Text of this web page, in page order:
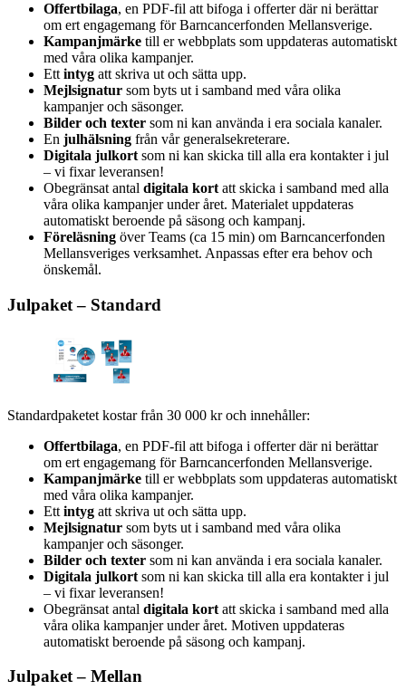
Offertbilaga, en PDF-fil att bifoga i offerter där ni berättar
om ert engagemang för Barncancerfonden Mellansverige.
Kampanjmärke till er webbplats som uppdateras automatiskt
med våra olika kampanjer.
Ett intyg att skriva ut och sätta upp.
Mejlsignatur som byts ut i samband med våra olika
kampanjer och säsonger.
Bilder och texter som ni kan använda i era sociala kanaler.
En julhälsning från vår generalsekreterare.
Digitala julkort som ni kan skicka till alla era kontakter i jul
– vi fixar leveransen!
Obegränsat antal digitala kort att skicka i samband med alla
våra olika kampanjer under året. Materialet uppdateras
automatiskt beroende på säsong och kampanj.
Föreläsning över Teams (ca 15 min) om Barncancerfonden
Mellansveriges verksamhet. Anpassas efter era behov och
önskemål.
Julpaket – Standard
Standardpaketet kostar från 30 000 kr och innehåller:
Offertbilaga, en PDF-fil att bifoga i offerter där ni berättar
om ert engagemang för Barncancerfonden Mellansverige.
Kampanjmärke till er webbplats som uppdateras automatiskt
med våra olika kampanjer.
Ett intyg att skriva ut och sätta upp.
Mejlsignatur som byts ut i samband med våra olika
kampanjer och säsonger.
Bilder och texter som ni kan använda i era sociala kanaler.
Digitala julkort som ni kan skicka till alla era kontakter i jul
– vi fixar leveransen!
Obegränsat antal digitala kort att skicka i samband med alla
våra olika kampanjer under året. Motiven uppdateras
automatiskt beroende på säsong och kampanj.
Julpaket – Mellan